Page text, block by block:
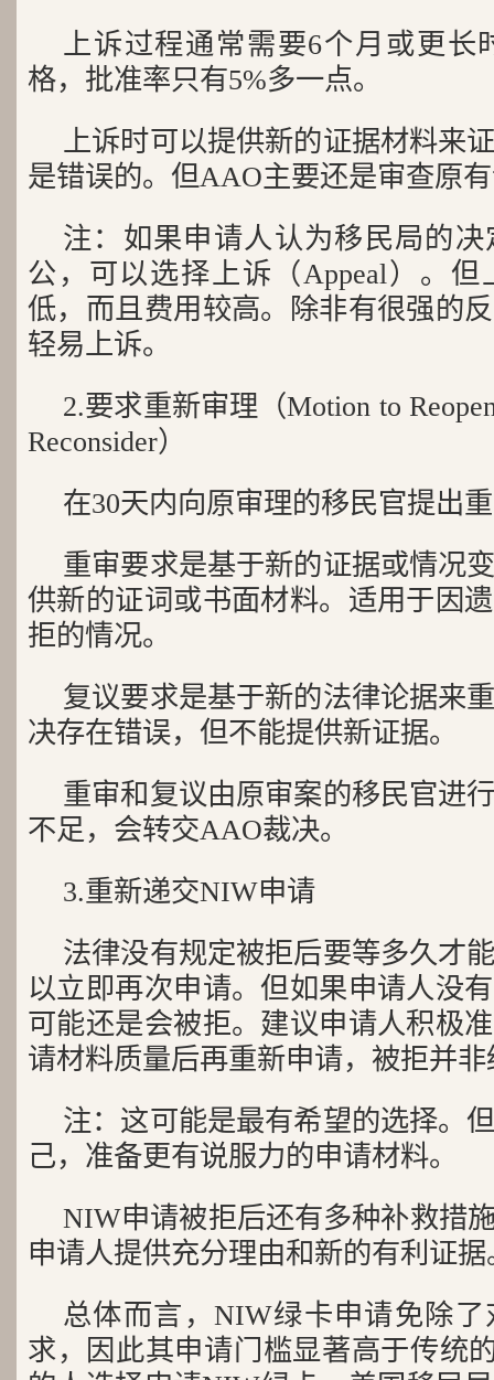
上诉过程通常需要6个月或更长
格，批准率只有5%多一点。
上诉时可以提供新的证据材料来
是错误的。但AAO主要还是审查原
注：如果申请人认为移民局的
公，可以选择上诉（Appeal）。
低，而且费用较高。除非有很强的
轻易上诉。
2.要求重新审理（Motion to
Reconsider）
在30天内向原审理的移民官提出
重审要求是基于新的证据或情况
供新的证词或书面材料。适用于因
拒的情况。
复议要求是基于新的法律论据来
决存在错误，但不能提供新证据。
重审和复议由原审案的移民官进
不足，会转交AAO裁决。
3.重新递交NIW申请
法律没有规定被拒后要等多久才
以立即再次申请。但如果申请人没
可能还是会被拒。建议申请人积极
请材料质量后再重新申请，被拒并非
注：这可能是最有希望的选择。
己，准备更有说服力的申请材料。
NIW申请被拒后还有多种补救措
申请人提供充分理由和新的有利证据
总体而言，NIW绿卡申请免除
求，因此其申请门槛显著高于传统